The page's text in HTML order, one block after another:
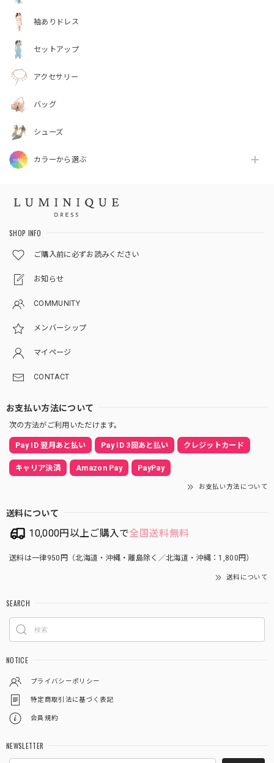
袖ありドレス
セットアップ
アクセサリー
バッグ
シューズ
カラーから選ぶ
SHOP INFO
ご購入前に必ずお読みください
お知らせ
COMMUNITY
メンバーシップ
マイページ
CONTACT
お支払い方法について
次の方法がご利用いただけます。
Pay ID 翌月あと払い Pay ID 3回あと払い クレジットカード
キャリア決済 Amazon Pay PayPay
お支払い方法について
送料について
10,000円以上ご購入で全国送料無料
送料は一律950円（北海道・沖縄・離島除く／北海道・沖縄：1,800円）
送料について
SEARCH
NOTICE
プライバシーポリシー
特定商取引法に基づく表記
会員規約
NEWSLETTER